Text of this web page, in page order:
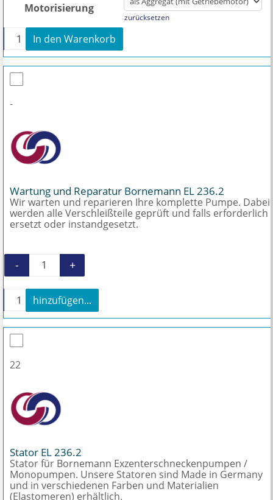
Motorisierung
zurücksetzen
Austauschpumpe für Bornemann EL 236.2 Menge
+
In den Warenkorb
-
Wartung und Reparatur Bornemann EL 236.2
Wir warten und reparieren Ihre komplette Pumpe. Dabei
werden alle Verschleißteile geprüft und falls erforderlich
ersetzt oder instandgesetzt.
Wartung und Reparatur Bornemann EL 236.2
- +
Wartung und Reparatur Bornemann EL 236.2
+
hinzufügen...
22
Stator EL 236.2
Stator für Bornemann Exzenterschneckenpumpen /
Monopumpen. Unsere Statoren sind Made in Germany
und in verschiedenen Farben und Materialien
(Elastomeren) erhältlich.